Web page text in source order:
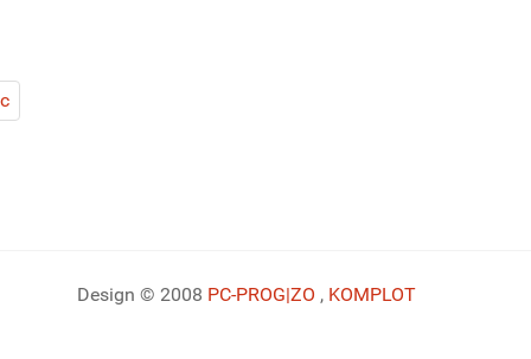
Design © 2008 PC-PROG|ZO , KOMPLOT